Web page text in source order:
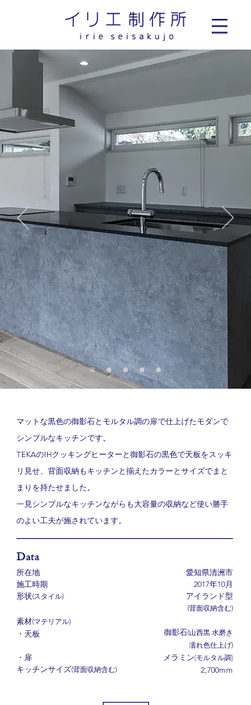
マットな黒色の御影石とモルタル調の扉で仕上げたモダンで
シンプルなキッチンです。
TEKAのIHクッキングヒーターと御影石の黒色で天板をスッキ
リ見せ、背面収納もキッチンと揃えたカラーとサイズでまと
まりを持たせました。
​一見シンプルなキッチンながらも大容量の収納など使い勝手
のよい工夫が施されています。
​Data
所在地
​施工時期
形状(スタイル)
素材(マテリアル)
・天板
​・扉
キッチンサイズ​(背面収納含む)
愛知県清洲市
​2017年10月
​アイランド型
(背面収納含む)
​御影石(山西黒 水磨き
濡れ色仕上げ)
​メラミン(モルタル調)
2,700mm​